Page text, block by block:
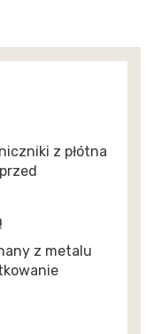
z płótna
z metalu